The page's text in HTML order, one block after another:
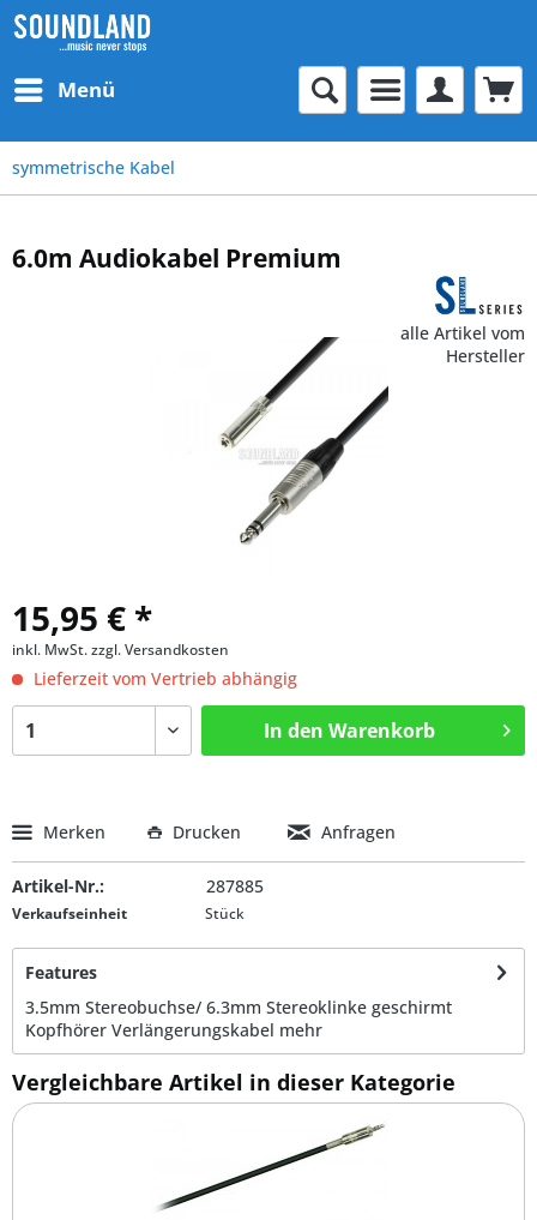
Menü
symmetrische Kabel
6.0m Audiokabel Premium
alle Artikel vom
Hersteller
15,95 € *
inkl. MwSt.zzgl. Versandkosten
Lieferzeit vom Vertrieb abhängig
In den Warenkorb
Merken Drucken Anfragen
Artikel-Nr.: 287885
Verkaufseinheit Stück
Features
3.5mm Stereobuchse/ 6.3mm Stereoklinke geschirmt
Kopfhörer Verlängerungskabel mehr
Vergleichbare Artikel in dieser Kategorie